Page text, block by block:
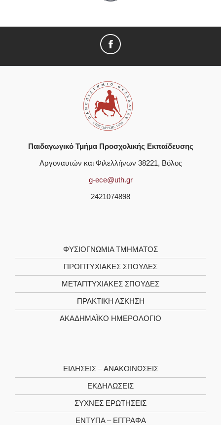
Παιδαγωγικό Τμήμα Προσχολικής Εκπαίδευσης
Αργοναυτών και Φιλελλήνων 38221, Βόλος
g-ece@uth.gr
2421074898
ΦΥΣΙΟΓΝΩΜΊΑ TΜΉΜΑΤΟΣ
ΠΡΟΠΤΥΧΙΑΚΈΣ ΣΠΟΥΔΈΣ
ΜΕΤΑΠΤΥΧΙΑΚΈΣ ΣΠΟΥΔΈΣ
ΠΡΑΚΤΙΚΉ ΆΣΚΗΣΗ
ΑΚΑΔΗΜΑΪΚΌ ΗΜΕΡΟΛΌΓΙΟ
ΕΙΔΉΣΕΙΣ – ΑΝΑΚΟΙΝΏΣΕΙΣ
ΕΚΔΗΛΏΣΕΙΣ
ΣΥΧΝΈΣ ΕΡΩΤΉΣΕΙΣ
ΈΝΤΥΠΑ – ΈΓΓΡΑΦΑ